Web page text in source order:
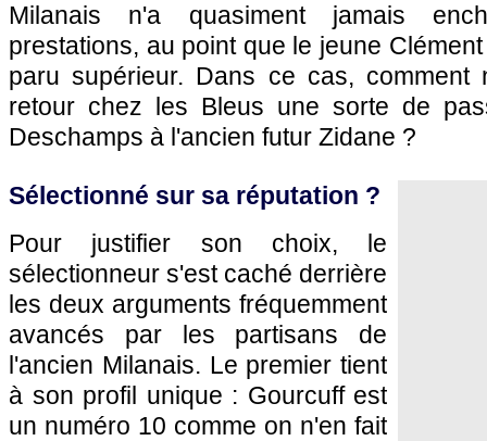
Milanais n'a quasiment jamais
prestations, au point que le jeune
paru supérieur. Dans ce cas,
retour chez les Bleus une sorte de
Deschamps à l'ancien futur Zidane ?
Sélectionné sur sa réputation ?
Pour justifier son choix, le
sélectionneur s'est caché derrière
les deux arguments fréquemment
avancés par les partisans de
l'ancien Milanais. Le premier tient
à son profil unique : Gourcuff est
un numéro 10 comme on n'en fait